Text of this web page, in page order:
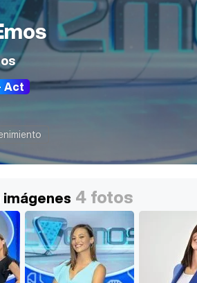
Act
4 fotos